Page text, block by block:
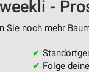
weekli -
Sie noch mehr
✔
✔ Folge